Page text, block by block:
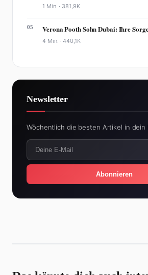
1 Min. · 381,9K
05 Verona Pooth Sohn Dubai: Ihre
4 Min. ·440,1K
Newsletter
Wöchentlich die besten Artikel in dein
Abonnieren